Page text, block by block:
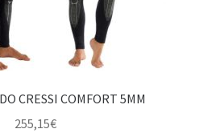
CRESSI COMFORT 5MM
255,15€